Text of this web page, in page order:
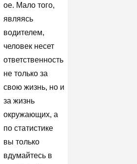
ое. Мало того,
являясь
водителем,
человек несет
ответственность
не только за
свою жизнь, но и
за жизнь
окружающих, а
по статистике
вы только
вдумайтесь в